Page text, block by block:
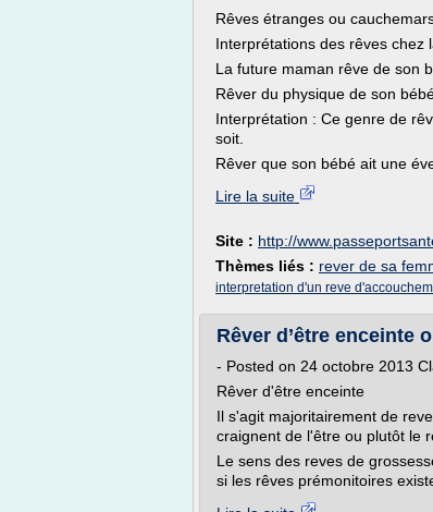
Rêves étranges ou
Interprétations des rêves chez
La future maman rêve de son
Rêver du physique de son
Interprétation : Ce genre de
soit.
Rêver que son bébé ait une
Lire la suite
Site : http://
Thèmes liés : rever de sa
interpretation d'un reve
Rêver d’être enceinte
- Posted on 24 octobre 2013
Rêver d'être enceinte
Il s'agit majoritairement de
craignent de l'être ou plutôt le
Le sens des reves de
si les rêves prémonitoires